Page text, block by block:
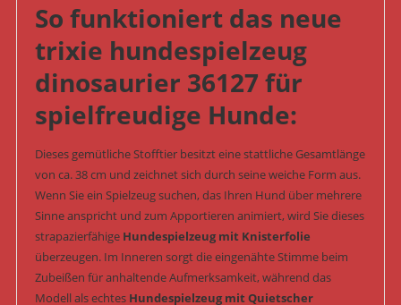
So funktioniert das neue
trixie hundespielzeug
dinosaurier 36127 für
spielfreudige Hunde:
Dieses gemütliche Stofftier besitzt eine stattliche Gesamtlänge
von ca. 38 cm und zeichnet sich durch seine weiche Form aus.
Wenn Sie ein Spielzeug suchen, das Ihren Hund über mehrere
Sinne anspricht und zum Apportieren animiert, wird Sie dieses
strapazierfähige Hundespielzeug mit Knisterfolie
überzeugen. Im Inneren sorgt die eingenähte Stimme beim
Zubeißen für anhaltende Aufmerksamkeit, während das
Modell als echtes Hundespielzeug mit Quietscher